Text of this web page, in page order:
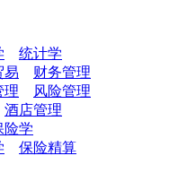
统计学
易
财务管理
理
风险管理
酒店管理
险学
保险精算